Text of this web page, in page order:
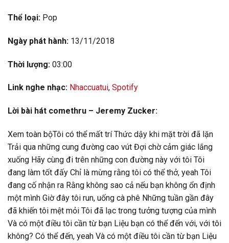
Thể loại: Pop
Ngày phát hành: 13/11/2018
Thời lượng: 03:00
Link nghe nhạc: Nhaccuatui, Spotify
Lời bài hát comethru – Jeremy Zucker:
Xem toàn bộTôi có thể mất trí Thức dậy khi mặt trời đã lặn
Trải qua những cung đường cao vút Đợi chờ cảm giác lắng
xuống Hãy cùng đi trên những con đường này với tôi Tôi
đang làm tốt đấy Chỉ là mừng rằng tôi có thể thở, yeah Tôi
đang cố nhận ra Rằng không sao cả nếu bạn không ổn định
một mình Giờ đây tôi run, uống cà phê Những tuần gần đây
đã khiến tôi mệt mỏi Tôi đã lạc trong tưởng tượng của mình
Và có một điều tôi cần từ bạn Liệu bạn có thể đến với, với tôi
không? Có thể đến, yeah Và có một điều tôi cần từ bạn Liệu